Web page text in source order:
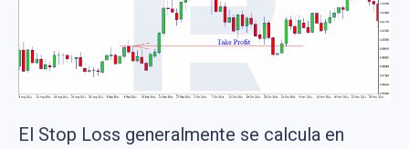
El Stop Loss generalmente se calcula en